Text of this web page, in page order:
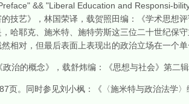
&& "Liberal Education and Responsi-
技艺》，林国荣译，载贺照田编：《学术思想
哈耶克、施米特、施特劳斯这三位二十世纪保
相对，但最后表面上表现出的政治立场在一个
的概念》，载舒炜编：《思想与社会》第二
。同时参见刘小枫：《〈施米特与政治法学〉